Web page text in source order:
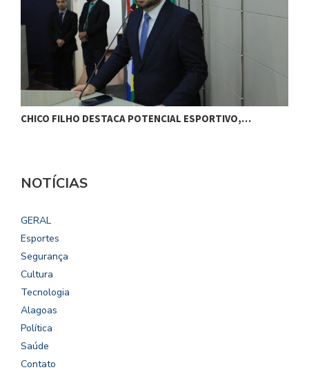
CHICO FILHO DESTACA POTENCIAL ESPORTIVO,…
NOTÍCIAS
GERAL
Esportes
Segurança
Cultura
Tecnologia
Alagoas
Política
Saúde
Contato